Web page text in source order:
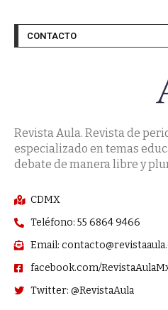
CONTACTO
Revista Aula. Revista de
especializado en temas
debate de manera libre y
CDMX
Teléfono: 55 6864 9466
Email:
facebook.com/
Twitter: @RevistaAula